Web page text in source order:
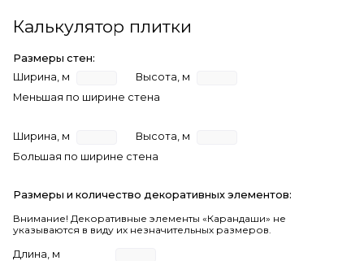
Калькулятор плитки
Размеры стен:
Ширина, м
Высота, м
Меньшая по ширине стена
Ширина, м
Высота, м
Большая по ширине стена
Размеры и количество декоративных элементов:
Внимание! Декоративные элементы «Карандаши» не
указываются в виду их незначительных размеров.
Длина, м